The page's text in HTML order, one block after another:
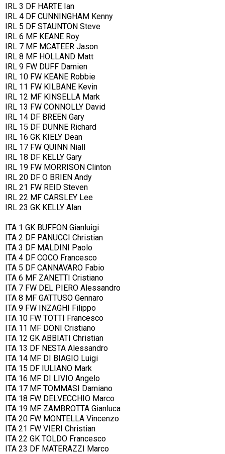
IRL 3 DF HARTE Ian
IRL 4 DF CUNNINGHAM Kenny
IRL 5 DF STAUNTON Steve
IRL 6 MF KEANE Roy
IRL 7 MF MCATEER Jason
IRL 8 MF HOLLAND Matt
IRL 9 FW DUFF Damien
IRL 10 FW KEANE Robbie
IRL 11 FW KILBANE Kevin
IRL 12 MF KINSELLA Mark
IRL 13 FW CONNOLLY David
IRL 14 DF BREEN Gary
IRL 15 DF DUNNE Richard
IRL 16 GK KIELY Dean
IRL 17 FW QUINN Niall
IRL 18 DF KELLY Gary
IRL 19 FW MORRISON Clinton
IRL 20 DF O BRIEN Andy
IRL 21 FW REID Steven
IRL 22 MF CARSLEY Lee
IRL 23 GK KELLY Alan
ITA 1 GK BUFFON Gianluigi
ITA 2 DF PANUCCI Christian
ITA 3 DF MALDINI Paolo
ITA 4 DF COCO Francesco
ITA 5 DF CANNAVARO Fabio
ITA 6 MF ZANETTI Cristiano
ITA 7 FW DEL PIERO Alessandro
ITA 8 MF GATTUSO Gennaro
ITA 9 FW INZAGHI Filippo
ITA 10 FW TOTTI Francesco
ITA 11 MF DONI Cristiano
ITA 12 GK ABBIATI Christian
ITA 13 DF NESTA Alessandro
ITA 14 MF DI BIAGIO Luigi
ITA 15 DF IULIANO Mark
ITA 16 MF DI LIVIO Angelo
ITA 17 MF TOMMASI Damiano
ITA 18 FW DELVECCHIO Marco
ITA 19 MF ZAMBROTTA Gianluca
ITA 20 FW MONTELLA Vincenzo
ITA 21 FW VIERI Christian
ITA 22 GK TOLDO Francesco
ITA 23 DF MATERAZZI Marco